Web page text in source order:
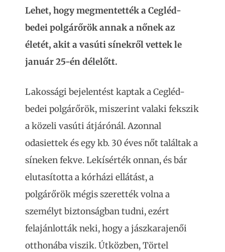
Lehet, hogy megmentették a Cegléd-
bedei polgárőrök annak a nőnek az
életét, akit a vasúti sínekről vettek le
január 25-én délelőtt.
Lakossági bejelentést kaptak a Cegléd-
bedei polgárőrök, miszerint valaki fekszik
a közeli vasúti átjárónál. Azonnal
odasiettek és egy kb. 30 éves nőt találtak a
síneken fekve. Lekísérték onnan, és bár
elutasította a kórházi ellátást, a
polgárőrök mégis szerették volna a
személyt biztonságban tudni, ezért
felajánlották neki, hogy a jászkarajenői
otthonába viszik. Útközben, Törtel